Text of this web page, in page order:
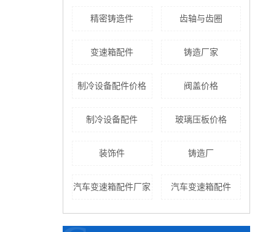
精密铸造件 齿轴与齿圈
变速箱配件 铸造厂家
制冷设备配件价格 阀盖价格
制冷设备配件 玻璃压板价格
装饰件 铸造厂
汽车变速箱配件厂家 汽车变速箱配件